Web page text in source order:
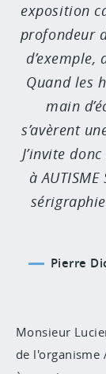
exposition
profondeur
Quand les
main
s’avèrent
J’invite
à
Pierre
Monsieur
de l'organisme